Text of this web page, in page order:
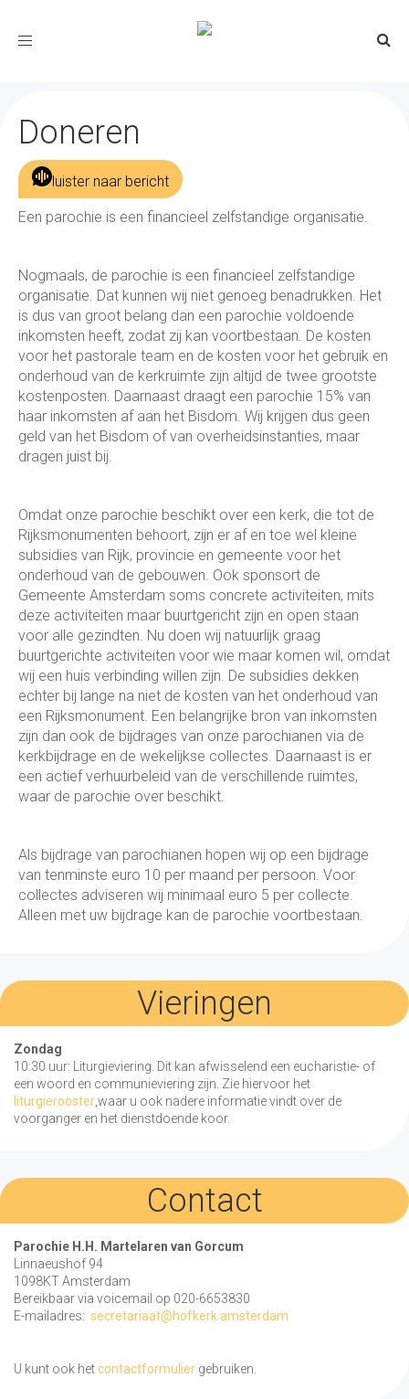
Toggle
Doneren
luister naar bericht
Een parochie is een financieel zelfstandige organisatie.
Nogmaals, de parochie is een financieel zelfstandige
organisatie. Dat kunnen wij niet genoeg benadrukken. Het
is dus van groot belang dan een parochie voldoende
inkomsten heeft, zodat zij kan voortbestaan. De kosten
voor het pastorale team en de kosten voor het gebruik en
onderhoud van de kerkruimte zijn altijd de twee grootste
kostenposten. Daarnaast draagt een parochie 15% van
haar inkomsten af aan het Bisdom. Wij krijgen dus geen
geld van het Bisdom of van overheidsinstanties, maar
dragen juist bij.
Omdat onze parochie beschikt over een kerk, die tot de
Rijksmonumenten behoort, zijn er af en toe wel kleine
subsidies van Rijk, provincie en gemeente voor het
onderhoud van de gebouwen. Ook sponsort de
Gemeente Amsterdam soms concrete activiteiten, mits
deze activiteiten maar buurtgericht zijn en open staan
voor alle gezindten. Nu doen wij natuurlijk graag
buurtgerichte activiteiten voor wie maar komen wil, omdat
wij een huis verbinding willen zijn. De subsidies dekken
echter bij lange na niet de kosten van het onderhoud van
een Rijksmonument. Een belangrijke bron van inkomsten
zijn dan ook de bijdrages van onze parochianen via de
kerkbijdrage en de wekelijkse collectes. Daarnaast is er
een actief verhuurbeleid van de verschillende ruimtes,
waar de parochie over beschikt.
Als bijdrage van parochianen hopen wij op een bijdrage
van tenminste euro 10 per maand per persoon. Voor
collectes adviseren wij minimaal euro 5 per collecte.
Alleen met uw bijdrage kan de parochie voortbestaan.
Vieringen
Zondag
10:30 uur: Liturgieviering. Dit kan afwisselend een eucharistie- of
een woord en communieviering zijn. Zie hiervoor het
liturgierooster,waar u ook nadere informatie vindt over de
voorganger en het dienstdoende koor.
Contact
Parochie H.H. Martelaren van Gorcum
Linnaeushof 94
1098KT Amsterdam
Bereikbaar via voicemail op 020-6653830
E-mailadres: secretariaat@hofkerk.amsterdam
U kunt ook hetcontactformulier gebruiken.